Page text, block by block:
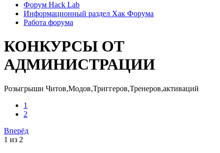
Форум Hack Lab
Информационный раздел Хак Форума
Работа форума
КОНКУРСЫ ОТ
АДМИНИСТРАЦИИ
Розыгрыши Читов,Модов,Триггеров,Тренеров,активаций
1
2
Вперёд
1 из 2